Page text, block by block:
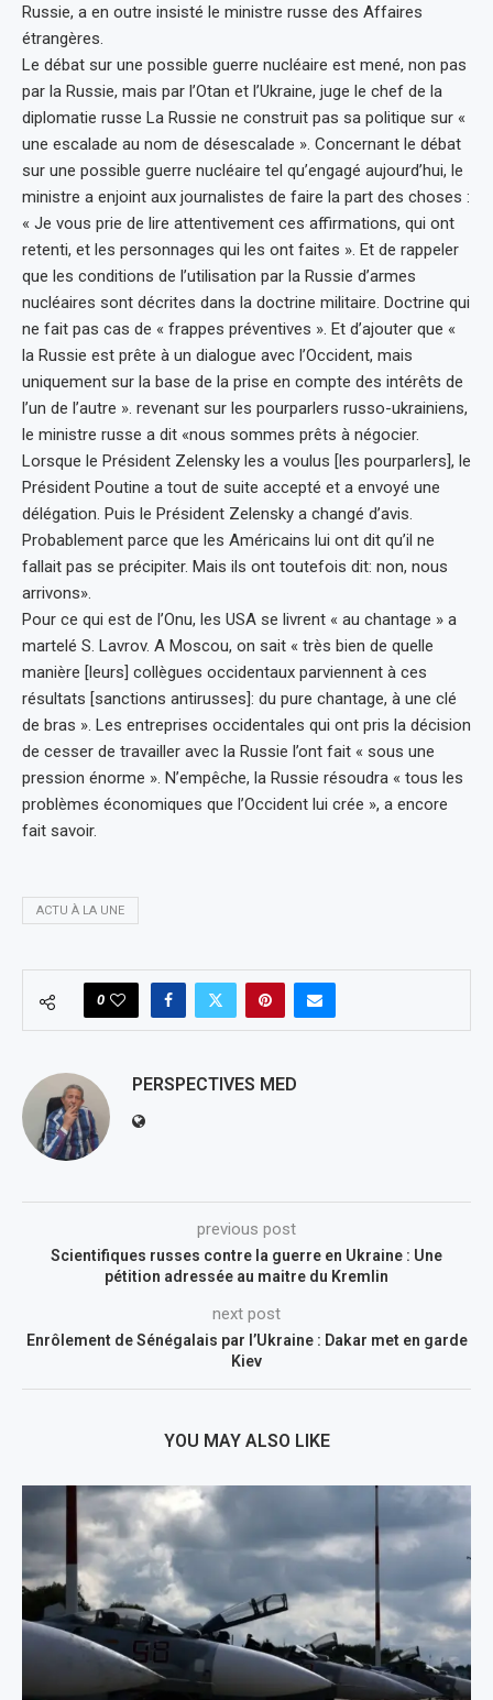
Russie, a en outre insisté le ministre russe des Affaires
étrangères.
Le débat sur une possible guerre nucléaire est mené, non pas
par la Russie, mais par l’Otan et l’Ukraine, juge le chef de la
diplomatie russe La Russie ne construit pas sa politique sur «
une escalade au nom de désescalade ». Concernant le débat
sur une possible guerre nucléaire tel qu’engagé aujourd’hui, le
ministre a enjoint aux journalistes de faire la part des choses :
« Je vous prie de lire attentivement ces affirmations, qui ont
retenti, et les personnages qui les ont faites ». Et de rappeler
que les conditions de l’utilisation par la Russie d’armes
nucléaires sont décrites dans la doctrine militaire. Doctrine qui
ne fait pas cas de « frappes préventives ». Et d’ajouter que «
la Russie est prête à un dialogue avec l’Occident, mais
uniquement sur la base de la prise en compte des intérêts de
l’un de l’autre ». revenant sur les pourparlers russo-ukrainiens,
le ministre russe a dit «nous sommes prêts à négocier.
Lorsque le Président Zelensky les a voulus [les pourparlers], le
Président Poutine a tout de suite accepté et a envoyé une
délégation. Puis le Président Zelensky a changé d’avis.
Probablement parce que les Américains lui ont dit qu’il ne
fallait pas se précipiter. Mais ils ont toutefois dit: non, nous
arrivons».
Pour ce qui est de l’Onu, les USA se livrent « au chantage » a
martelé S. Lavrov. A Moscou, on sait « très bien de quelle
manière [leurs] collègues occidentaux parviennent à ces
résultats [sanctions antirusses]: du pure chantage, à une clé
de bras ». Les entreprises occidentales qui ont pris la décision
de cesser de travailler avec la Russie l’ont fait « sous une
pression énorme ». N’empêche, la Russie résoudra « tous les
problèmes économiques que l’Occident lui crée », a encore
fait savoir.
ACTU À LA UNE
0
PERSPECTIVES MED
previous post
Scientifiques russes contre la guerre en Ukraine : Une
pétition adressée au maitre du Kremlin
next post
Enrôlement de Sénégalais par l’Ukraine : Dakar met en garde
Kiev
YOU MAY ALSO LIKE